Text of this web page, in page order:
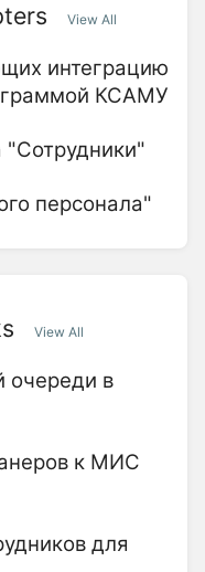
View All
интеграцию
КСАМУ
"Сотрудники"
персонала"
View All
очереди в
к МИС
для